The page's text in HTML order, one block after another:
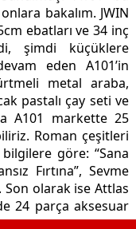
bakalım. JWIN
ebatları ve 34 inç
şimdi küçüklere
eden A101’in
metal araba,
pastalı çay seti ve
A101 markette 25
Roman çeşitleri
göre: “Sana
Fırtına”, Sevme
Son olarak ise Attlas
24 parça aksesuar